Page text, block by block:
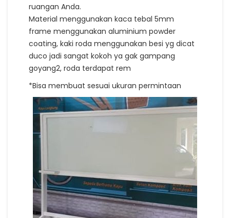
ruangan Anda.
Material menggunakan kaca tebal 5mm
frame menggunakan aluminium powder
coating, kaki roda menggunakan besi yg dicat
duco jadi sangat kokoh ya gak gampang
goyang2, roda terdapat rem
*Bisa membuat sesuai ukuran permintaan